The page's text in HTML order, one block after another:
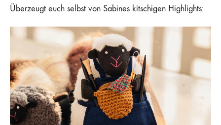
Überzeugt euch selbst von Sabines kitschigen Highlights: